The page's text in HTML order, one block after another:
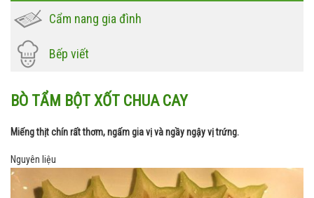
Cẩm nang gia đình
Bếp viết
BÒ TẨM BỘT XỐT CHUA CAY
Miếng thịt chín rất thơm, ngấm gia vị và ngầy ngậy vị trứng.
Nguyên liệu